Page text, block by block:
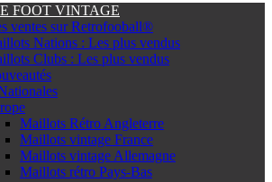
FOOT VINTAGE
ventes sur Retrofooball®
Nations : Les plus vendus
Clubs : Les plus vendus
Maillots Rétro Angleterre
Maillots vintage France
Maillots vintage Allemagne
Maillots rétro Pays-Bas